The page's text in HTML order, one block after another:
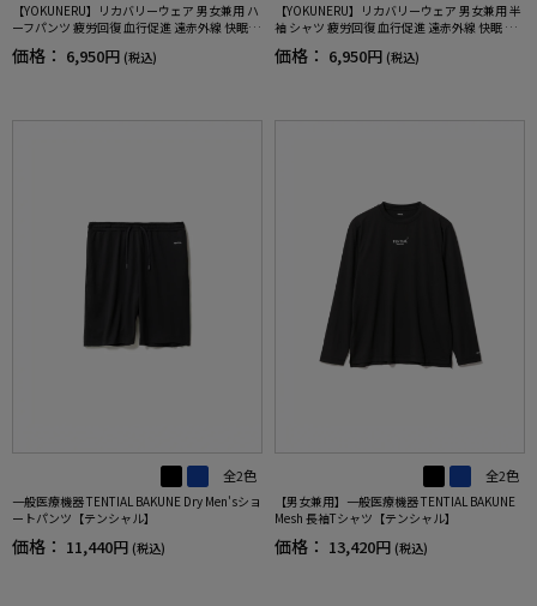
【YOKUNERU】リカバリーウェア 男女兼用 ハ
ーフパンツ 疲労回復 血行促進 遠赤外線 快眠 N
ANOMIX(R)【一般医療機器】SS～LLサイズ
価格： 6,950円 (税込)
【YOKUNERU】リカバリーウェア 男女兼用 半
袖 シャツ 疲労回復 血行促進 遠赤外線 快眠 NA
NOMIX(R)【一般医療機器】SS～LLサイズ
価格： 6,950円 (税込)
全2色
一般医療機器 TENTIAL BAKUNE Dry Men'sショ
ートパンツ【テンシャル】
価格： 11,440円 (税込)
全2色
【男女兼用】一般医療機器 TENTIAL BAKUNE
Mesh 長袖Tシャツ【テンシャル】
価格： 13,420円 (税込)